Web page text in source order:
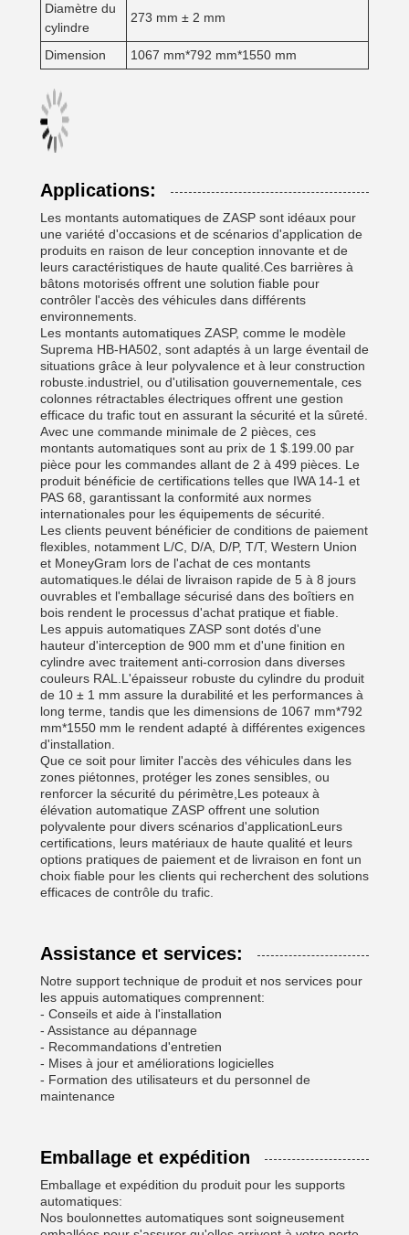
Diamètre du
cylindre
273 mm ± 2 mm
Dimension 1067 mm*792 mm*1550 mm
Applications:
Les montants automatiques de ZASP sont idéaux pour
une variété d'occasions et de scénarios d'application de
produits en raison de leur conception innovante et de
leurs caractéristiques de haute qualité.Ces barrières à
bâtons motorisés offrent une solution fiable pour
contrôler l'accès des véhicules dans différents
environnements.
Les montants automatiques ZASP, comme le modèle
Suprema HB-HA502, sont adaptés à un large éventail de
situations grâce à leur polyvalence et à leur construction
robuste.industriel, ou d'utilisation gouvernementale, ces
colonnes rétractables électriques offrent une gestion
efficace du trafic tout en assurant la sécurité et la sûreté.
Avec une commande minimale de 2 pièces, ces
montants automatiques sont au prix de 1 $.199.00 par
pièce pour les commandes allant de 2 à 499 pièces. Le
produit bénéficie de certifications telles que IWA 14-1 et
PAS 68, garantissant la conformité aux normes
internationales pour les équipements de sécurité.
Les clients peuvent bénéficier de conditions de paiement
flexibles, notamment L/C, D/A, D/P, T/T, Western Union
et MoneyGram lors de l'achat de ces montants
automatiques.le délai de livraison rapide de 5 à 8 jours
ouvrables et l'emballage sécurisé dans des boîtiers en
bois rendent le processus d'achat pratique et fiable.
Les appuis automatiques ZASP sont dotés d'une
hauteur d'interception de 900 mm et d'une finition en
cylindre avec traitement anti-corrosion dans diverses
couleurs RAL.L'épaisseur robuste du cylindre du produit
de 10 ± 1 mm assure la durabilité et les performances à
long terme, tandis que les dimensions de 1067 mm*792
mm*1550 mm le rendent adapté à différentes exigences
d'installation.
Que ce soit pour limiter l'accès des véhicules dans les
zones piétonnes, protéger les zones sensibles, ou
renforcer la sécurité du périmètre,Les poteaux à
élévation automatique ZASP offrent une solution
polyvalente pour divers scénarios d'applicationLeurs
certifications, leurs matériaux de haute qualité et leurs
options pratiques de paiement et de livraison en font un
choix fiable pour les clients qui recherchent des solutions
efficaces de contrôle du trafic.
Assistance et services:
Notre support technique de produit et nos services pour
les appuis automatiques comprennent:
- Conseils et aide à l'installation
- Assistance au dépannage
- Recommandations d'entretien
- Mises à jour et améliorations logicielles
- Formation des utilisateurs et du personnel de
maintenance
Emballage et expédition
Emballage et expédition du produit pour les supports
automatiques:
Nos boulonnettes automatiques sont soigneusement